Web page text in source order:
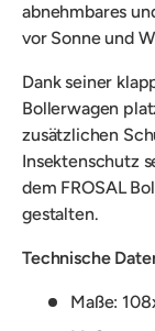
abnehmbares
vor Sonne und
Dank seiner
Bollerwagen
zusätzlichen
Insektenschutz
dem FROSAL
gestalten.
Technische
Maße: